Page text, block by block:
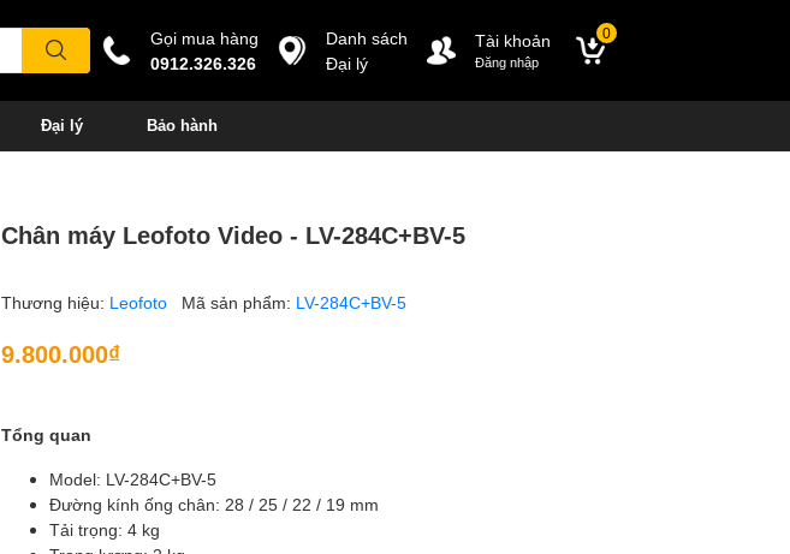
Gọi mua hàng
0912.326.326
Danh sách
Đại lý
Tài khoản
Đăng nhập
0
Đại lý Bảo hành
Chân máy Leofoto Video - LV-284C+BV-5
Thương hiệu: Leofoto Mã sản phẩm: LV-284C+BV-5
9.800.000₫
Tổng quan
Model: LV-284C+BV-5
Đường kính ống chân: 28 / 25 / 22 / 19 mm
Tải trọng: 4 kg